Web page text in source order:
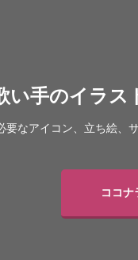
い手のイラ
要なアイコン、立ち絵、
ココナ